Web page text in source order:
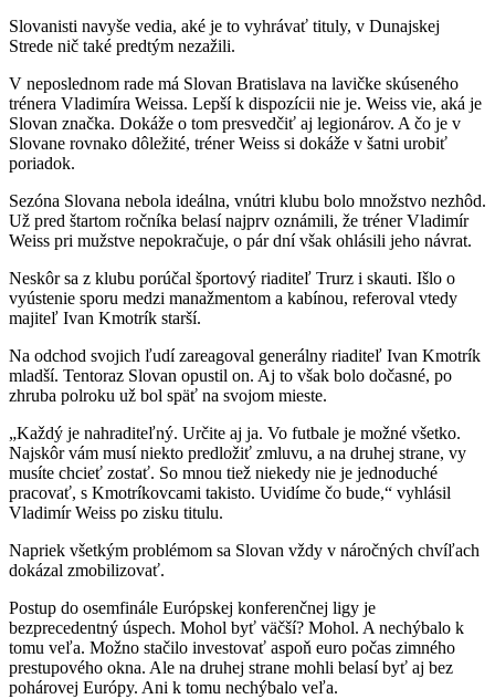
Slovanisti navyše vedia, aké je to vyhrávať tituly, v Dunajskej
Strede nič také predtým nezažili.
V neposlednom rade má Slovan Bratislava na lavičke skúseného
trénera Vladimíra Weissa. Lepší k dispozícii nie je. Weiss vie, aká je
Slovan značka. Dokáže o tom presvedčiť aj legionárov. A čo je v
Slovane rovnako dôležité, tréner Weiss si dokáže v šatni urobiť
poriadok.
Sezóna Slovana nebola ideálna, vnútri klubu bolo množstvo nezhôd.
Už pred štartom ročníka belasí najprv oznámili, že tréner Vladimír
Weiss pri mužstve nepokračuje, o pár dní však ohlásili jeho návrat.
Neskôr sa z klubu porúčal športový riaditeľ Trurz i skauti. Išlo o
vyústenie sporu medzi manažmentom a kabínou, referoval vtedy
majiteľ Ivan Kmotrík starší.
Na odchod svojich ľudí zareagoval generálny riaditeľ Ivan Kmotrík
mladší. Tentoraz Slovan opustil on. Aj to však bolo dočasné, po
zhruba polroku už bol späť na svojom mieste.
„Každý je nahraditeľný. Určite aj ja. Vo futbale je možné všetko.
Najskôr vám musí niekto predložiť zmluvu, a na druhej strane, vy
musíte chcieť zostať. So mnou tiež niekedy nie je jednoduché
pracovať, s Kmotríkovcami takisto. Uvidíme čo bude,“ vyhlásil
Vladimír Weiss po zisku titulu.
Napriek všetkým problémom sa Slovan vždy v náročných chvíľach
dokázal zmobilizovať.
Postup do osemfinále Európskej konferenčnej ligy je
bezprecedentný úspech. Mohol byť väčší? Mohol. A nechýbalo k
tomu veľa. Možno stačilo investovať aspoň euro počas zimného
prestupového okna. Ale na druhej strane mohli belasí byť aj bez
pohárovej Európy. Ani k tomu nechýbalo veľa.